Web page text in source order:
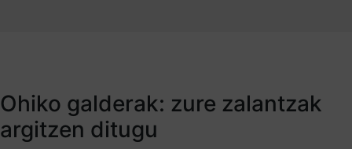
Ohiko galderak: zure zalantzak
argitzen ditugu